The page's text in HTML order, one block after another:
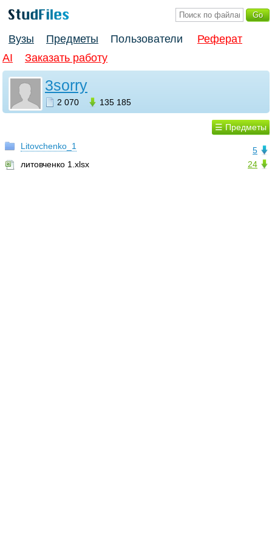
Вузы Предметы Пользователи
Реферат
AI
Заказать работу
3sorry
2 070 135 185
☰ Предметы
5
Litovchenko_1
24
литовченко 1.xlsx